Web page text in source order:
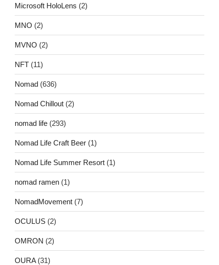
Microsoft HoloLens (2)
MNO (2)
MVNO (2)
NFT (11)
Nomad (636)
Nomad Chillout (2)
nomad life (293)
Nomad Life Craft Beer (1)
Nomad Life Summer Resort (1)
nomad ramen (1)
NomadMovement (7)
OCULUS (2)
OMRON (2)
OURA(31)